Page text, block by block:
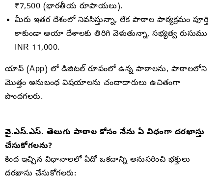
₹7,500 (భారతీయ రూపాయలు).
మీరు ఇతర దేశంలో నివసిస్తున్నా, లేక పాఠాల పాఠ్యక్రమం పూర్తి
కాకుండా ఆయా దేశాలకు తిరిగి వెళుతున్నా, సభ్యత్వ రుసుము
INR 11,000.
యాప్ (App) లో డిజిటల్ రూపంలో ఉన్న పాఠాలను, పాఠాలలోని
మొత్తం అనుబంధ విషయాలను చందాదారులు ఉచితంగా
పొందగలరు.
వై.ఎస్.ఎస్. తెలుగు పాఠాల కోసం నేను ఏ విధంగా దరఖాస్తు
చేసుకోగలను?
కింద ఇచ్చిన విధానాలలో ఏదో ఒకదాన్ని అనుసరించి భక్తులు